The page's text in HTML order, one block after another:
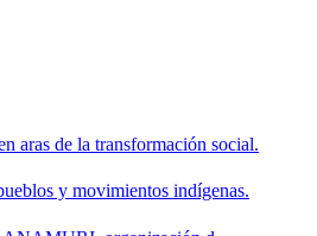
aras de la transformación social.
y movimientos indígenas.